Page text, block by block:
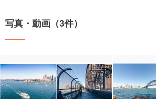
写真・動画（3件）